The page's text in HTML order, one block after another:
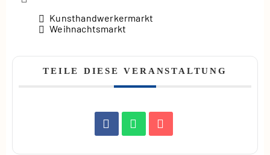
Kunsthandwerkermarkt
Weihnachtsmarkt
TEILE DIESE VERANSTALTUNG